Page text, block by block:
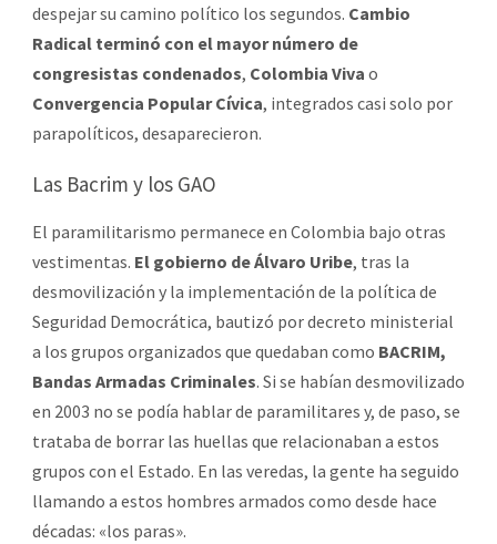
despejar su camino político los segundos. Cambio
Radical terminó con el mayor número de
congresistas condenados, Colombia Viva o
Convergencia Popular Cívica, integrados casi solo por
parapolíticos, desaparecieron.
Las Bacrim y los GAO
El paramilitarismo permanece en Colombia bajo otras
vestimentas. El gobierno de Álvaro Uribe, tras la
desmovilización y la implementación de la política de
Seguridad Democrática, bautizó por decreto ministerial
a los grupos organizados que quedaban como BACRIM,
Bandas Armadas Criminales. Si se habían desmovilizado
en 2003 no se podía hablar de paramilitares y, de paso, se
trataba de borrar las huellas que relacionaban a estos
grupos con el Estado. En las veredas, la gente ha seguido
llamando a estos hombres armados como desde hace
décadas: «los paras».